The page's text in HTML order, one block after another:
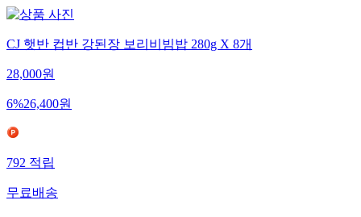
CJ 햇반 컵반 강된장 보리비빔밥 280g X 8개
28,000원
6%26,400원
792적립
무료배송